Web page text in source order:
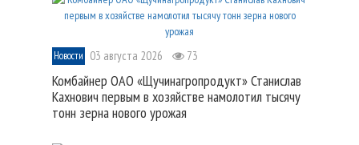
Новости 03 августа 2026 73
Комбайнер ОАО «Щучинагропродукт» Станислав
Кахнович первым в хозяйстве намолотил тысячу
тонн зерна нового урожая